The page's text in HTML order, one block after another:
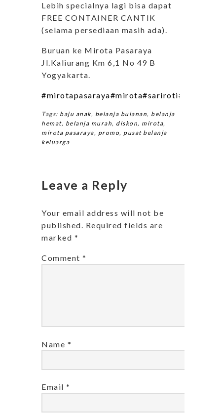
Lebih specialnya lagi bisa dapat
FREE CONTAINER CANTIK
(selama persediaan masih ada).
Buruan ke Mirota Pasaraya
Jl.Kaliurang Km 6,1 No 49 B
Yogyakarta.
#mirotapasaraya#mirota#sariroti#sarikue
Tags: baju anak, belanja bulanan, belanja
hemat, belanja murah, diskon, mirota,
mirota pasaraya, promo, pusat belanja
keluarga
Leave a Reply
Your email address will not be
published. Required fields are
marked *
Comment *
Name *
Email *